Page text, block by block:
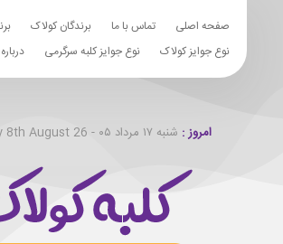
صفحه اصلی تماس با ما برندگان کولاک
نوع جوایز کولاک
نوع جوایز کلبه سرگرمی
امروز : شنبه ۱۷ مرداد ۰۵ - Saturday 8th August 26